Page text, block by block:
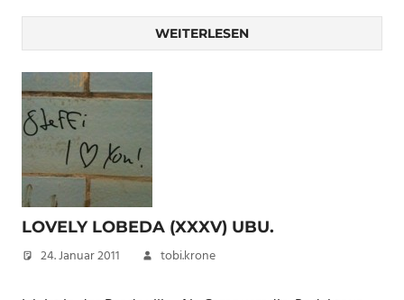
WEITERLESEN
LOVELY LOBEDA (XXXV) UBU.
24. Januar 2011 tobi.krone